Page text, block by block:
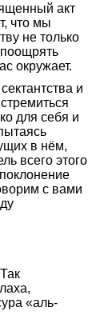
акт
что мы
не только
окружает.
и
для себя и
в нём,
всего этого
с вами
«аль-